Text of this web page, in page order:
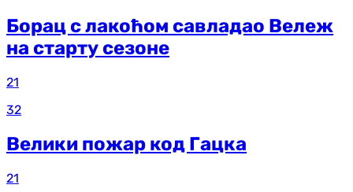
Борац с лакоћом савладао Вележ
на старту сезоне
21
32
Велики пожар код Гацка
21